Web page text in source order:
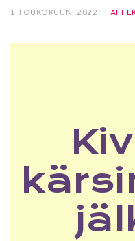
1 TOUKOKUUN, 2022